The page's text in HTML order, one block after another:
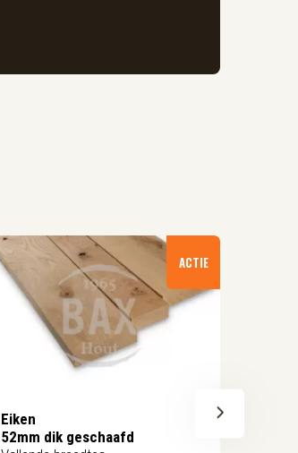
ACTIE
Eiken
52mm dik geschaafd